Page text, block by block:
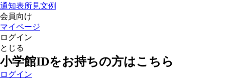
通知表所見文例
会員向け
マイページ
ログイン
とじる
小学館IDをお持ちの方はこちら
ログイン